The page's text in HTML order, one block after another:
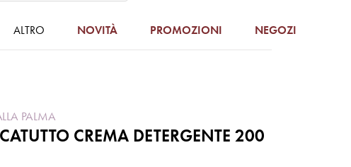
ALTRO NOVITÀ PROMOZIONI NEGOZI
PALMA
CREMA DETERGENTE 200